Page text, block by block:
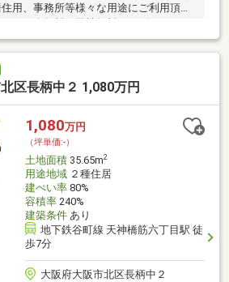
用、事務所等様々な用途にご利用頂け
ンナー）による家計相談・住宅ローン
ト・火災保険のご提案（複数社比
談・信頼できるリフォーム会社のご紹
案内・東急「こすもす会」への無料加
しっかりサポート。末永いお付き合いを
区長柄中２ 1,080万円
1,080万円
（坪単価:-）
土地面積35.65m2
用途地域２種住居
建ぺい率80%
容積率240%
建築条件あり
地下鉄谷町線 天神橋筋六丁目駅 徒
歩7分
大阪府大阪市北区長柄中２